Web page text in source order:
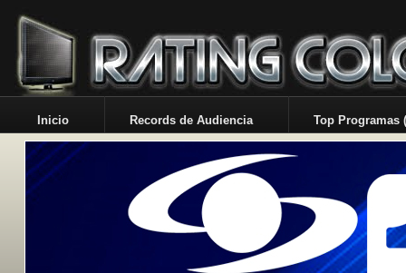
Inicio Records de Audiencia Top Programas